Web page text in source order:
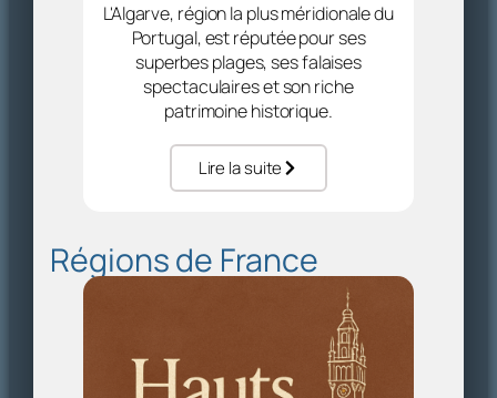
L'Algarve, région la plus méridionale du
Portugal, est réputée pour ses
superbes plages, ses falaises
spectaculaires et son riche
patrimoine historique.
Lire la suite
Régions de France